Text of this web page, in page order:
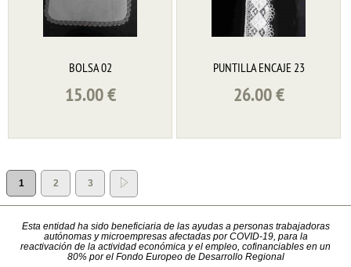
BOLSA 02
15.00€
PUNTILLA ENCAJE 23
26.00€
1 2 3
Esta entidad ha sido beneficiaria de las ayudas a personas trabajadoras
autónomas y microempresas afectadas por COVID-19, para la
reactivación de la actividad económica y el empleo, cofinanciables en un
80% por el Fondo Europeo de Desarrollo Regional